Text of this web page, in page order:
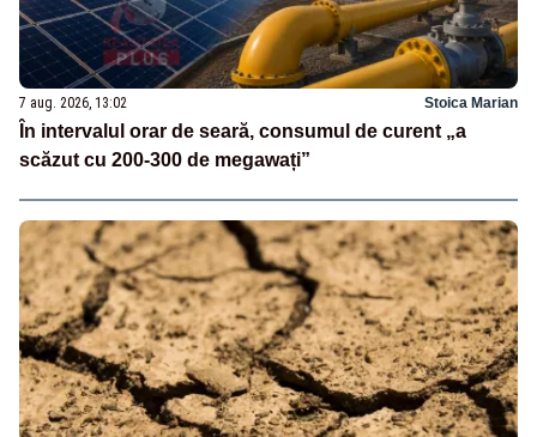
7 aug. 2026, 13:02 Stoica Marian
În intervalul orar de seară, consumul de curent „a
scăzut cu 200-300 de megawați”